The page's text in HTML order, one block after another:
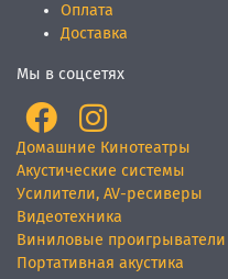
Оплата
Доставка
Мы в соцсетях
Домашние Кинотеатры
Акустические системы
Усилители, AV-ресиверы
Видеотехника
Виниловые проигрыватели
Портативная акустика